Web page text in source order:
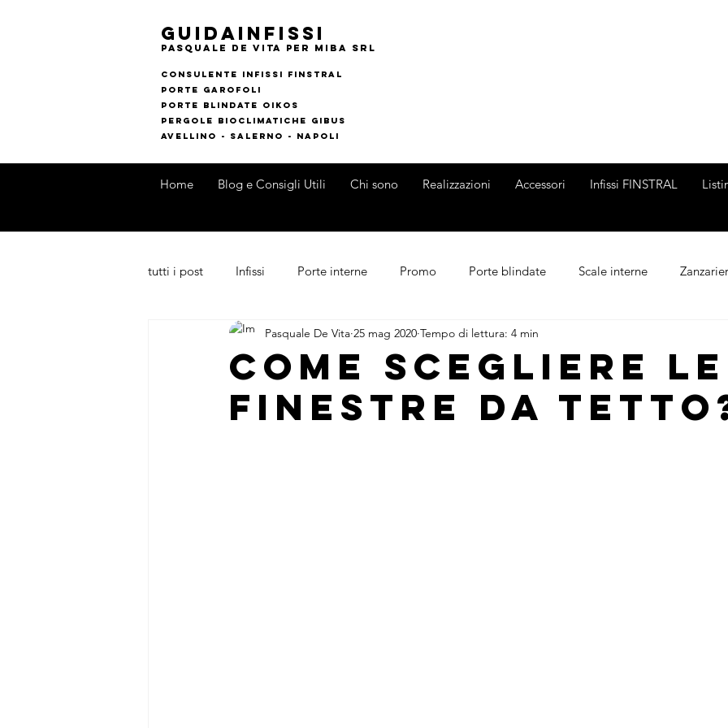
guidainfissi
pasquale de vita per MIBA srl
consulente infissi finstral
porte garofoli
PORTE BLINDATE OIKOS
pERGOLE bIOCLIMATI CHE gIBUS
AVELLINO - SALERNO - NAPOLI
Home Blog e Consigli Utili Chi sono Realizzazioni Accessori Infissi FINSTRAL
tutti i post Infissi Porte interne Promo Porte blindate Scale interne
Novità di Prodotti
Come SCEGLIERE LE
FINESTRE DA
Pasquale De Vita 25 mag 2020 Tempo di lettura: 4 min